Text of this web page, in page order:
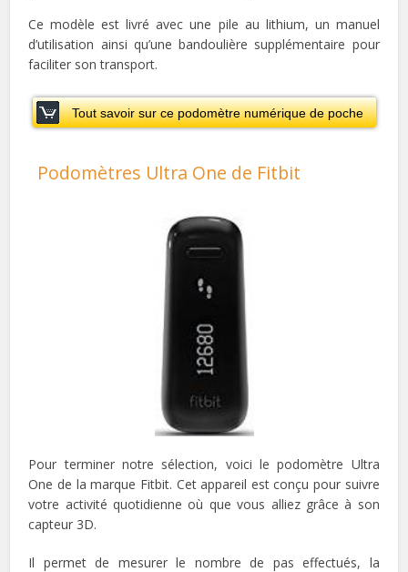
Ce modèle est livré avec une pile au lithium, un manuel
d’utilisation ainsi qu’une bandoulière supplémentaire pour
faciliter son transport.
Tout savoir sur ce podomètre numérique de poche
Podomètres Ultra One de Fitbit
Pour terminer notre sélection, voici le podomètre Ultra
One de lamarque Fitbit. Cet appareil est conçu pour suivre
votre activité quotidienne où que vous alliez grâce à son
capteur 3D.
Il permet de mesurer le nombre de pas effectués, la